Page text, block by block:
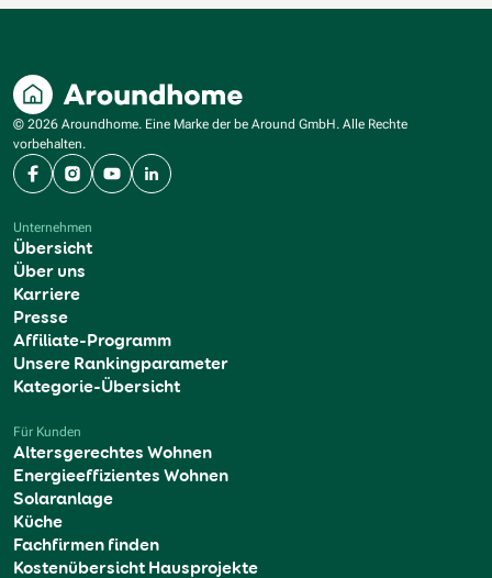
© 2026 Aroundhome. Eine Marke der be Around GmbH. Alle Rechte
vorbehalten.
FacebookInstagram
YouTubeLinkedIn
Unternehmen
Übersicht
Über uns
Karriere
Presse
Affiliate-Programm
Unsere Rankingparameter
Kategorie-Übersicht
Für Kunden
Altersgerechtes Wohnen
Energieeffizientes Wohnen
Solaranlage
Küche
Fachfirmen finden
Kostenübersicht Hausprojekte